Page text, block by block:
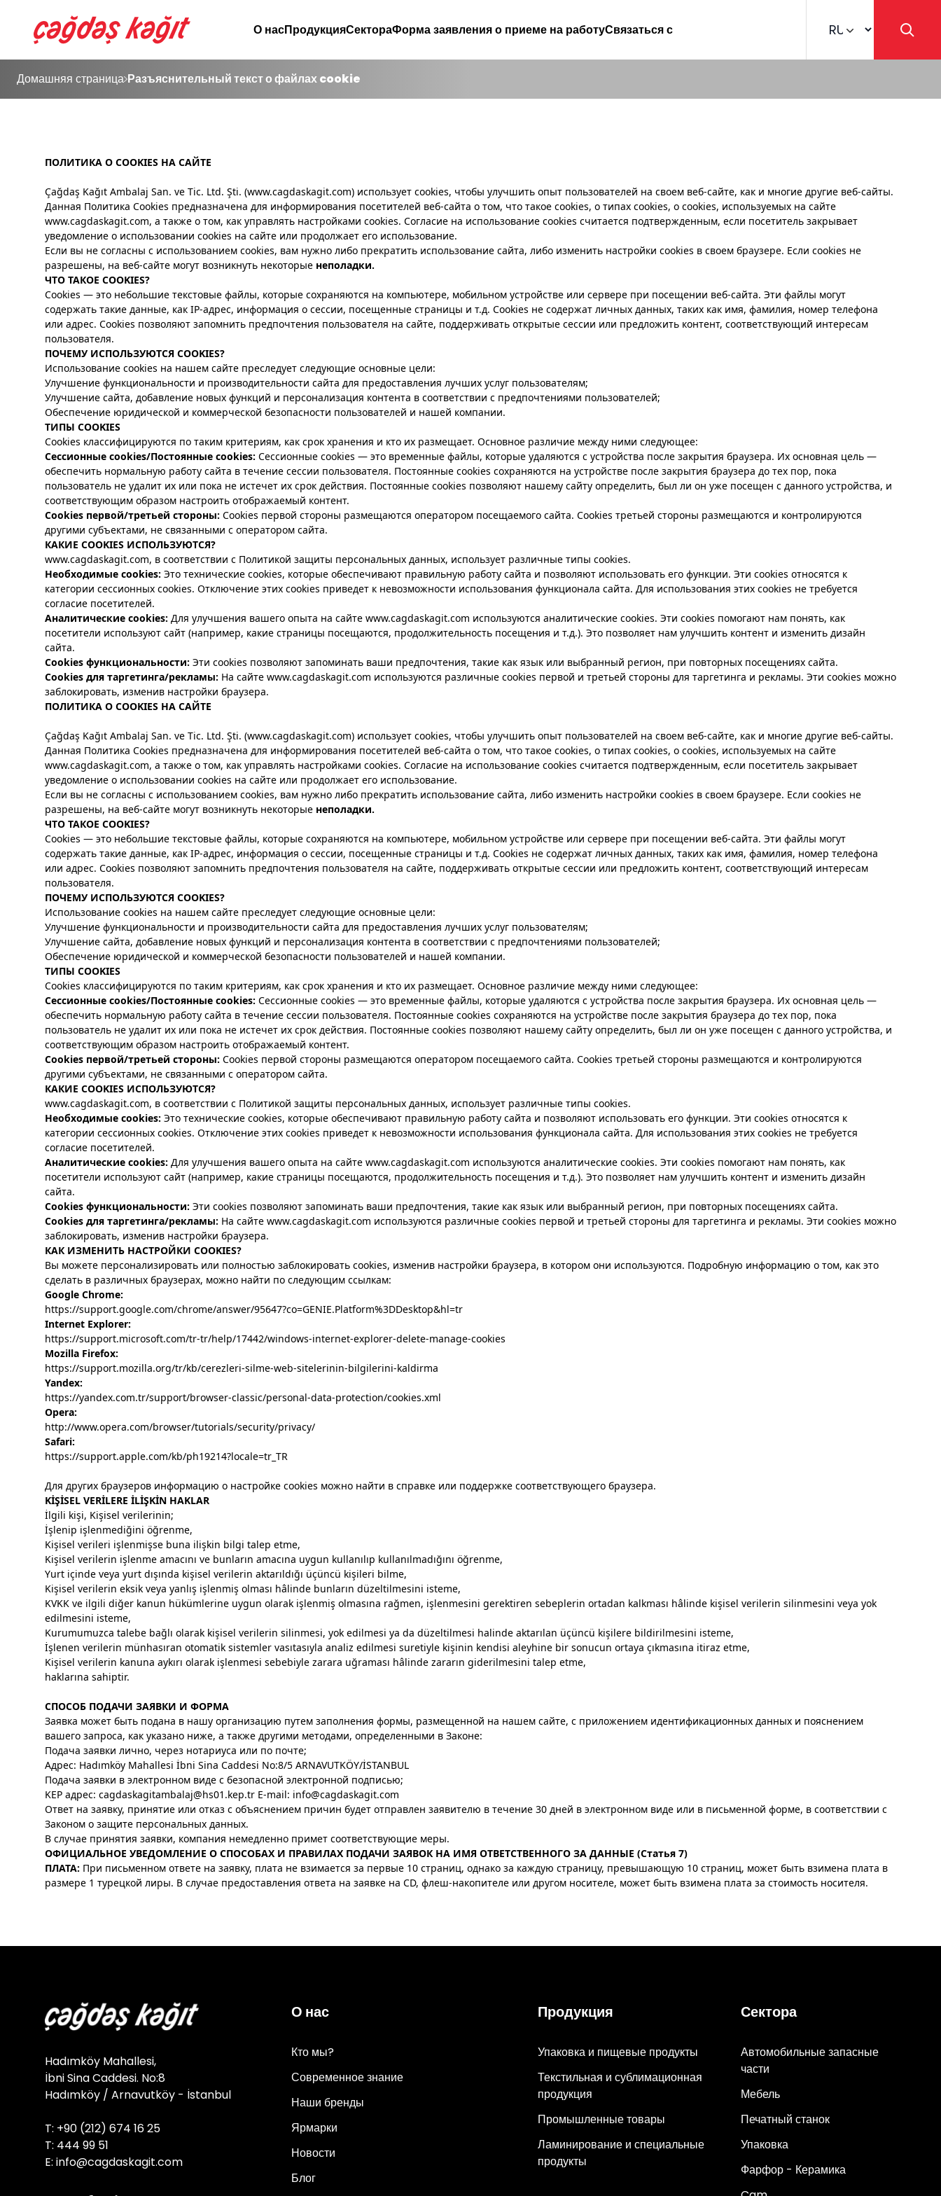
О насПродукцияСектораФорма заявления о приеме на работуСвязаться с Change language
Домашняя страница Разъяснительный текст о файлах cookie
ПОЛИТИКА О COOKIES НА САЙТЕ
Çağdaş Kağıt Ambalaj San. ve Tic. Ltd. Şti. (www.cagdaskagit.com) использует cookies, чтобы улучшить опыт пользователей на своем веб-сайте, как и многие другие веб-сайты.
Данная Политика Cookies предназначена для информирования посетителей веб-сайта о том, что такое cookies, о типах cookies, о cookies, используемых на сайте
www.cagdaskagit.com, а также о том, как управлять настройками cookies. Согласие на использование cookies считается подтвержденным, если посетитель закрывает
уведомление о использовании cookies на сайте или продолжает его использование.
Если вы не согласны с использованием cookies, вам нужно либо прекратить использование сайта, либо изменить настройки cookies в своем браузере. Если cookies не
разрешены, на веб-сайте могут возникнуть некоторые неполадки.
ЧТО ТАКОЕ COOKIES?
Cookies — это небольшие текстовые файлы, которые сохраняются на компьютере, мобильном устройстве или сервере при посещении веб-сайта. Эти файлы могут
содержать такие данные, как IP-адрес, информация о сессии, посещенные страницы и т.д. Cookies не содержат личных данных, таких как имя, фамилия, номер телефона
или адрес. Cookies позволяют запомнить предпочтения пользователя на сайте, поддерживать открытые сессии или предложить контент, соответствующий интересам
пользователя.
ПОЧЕМУ ИСПОЛЬЗУЮТСЯ COOKIES?
Использование cookies на нашем сайте преследует следующие основные цели:
Улучшение функциональности и производительности сайта для предоставления лучших услуг пользователям;
Улучшение сайта, добавление новых функций и персонализация контента в соответствии с предпочтениями пользователей;
Обеспечение юридической и коммерческой безопасности пользователей и нашей компании.
ТИПЫ COOKIES
Cookies классифицируются по таким критериям, как срок хранения и кто их размещает. Основное различие между ними следующее:
Сессионные cookies/Постоянные cookies: Сессионные cookies — это временные файлы, которые удаляются с устройства после закрытия браузера. Их основная цель —
обеспечить нормальную работу сайта в течение сессии пользователя. Постоянные cookies сохраняются на устройстве после закрытия браузера до тех пор, пока
пользователь не удалит их или пока не истечет их срок действия. Постоянные cookies позволяют нашему сайту определить, был ли он уже посещен с данного устройства, и
соответствующим образом настроить отображаемый контент.
Cookies первой/третьей стороны: Cookies первой стороны размещаются оператором посещаемого сайта. Cookies третьей стороны размещаются и контролируются
другими субъектами, не связанными с оператором сайта.
КАКИЕ COOKIES ИСПОЛЬЗУЮТСЯ?
www.cagdaskagit.com, в соответствии с Политикой защиты персональных данных, использует различные типы cookies.
Необходимые cookies: Это технические cookies, которые обеспечивают правильную работу сайта и позволяют использовать его функции. Эти cookies относятся к
категории сессионных cookies. Отключение этих cookies приведет к невозможности использования функционала сайта. Для использования этих cookies не требуется
согласие посетителей.
Аналитические cookies: Для улучшения вашего опыта на сайте www.cagdaskagit.com используются аналитические cookies. Эти cookies помогают нам понять, как
посетители используют сайт (например, какие страницы посещаются, продолжительность посещения и т.д.). Это позволяет нам улучшить контент и изменить дизайн
сайта.
Cookies функциональности: Эти cookies позволяют запоминать ваши предпочтения, такие как язык или выбранный регион, при повторных посещениях сайта.
Cookies для таргетинга/рекламы: На сайте www.cagdaskagit.com используются различные cookies первой и третьей стороны для таргетинга и рекламы. Эти cookies можно
заблокировать, изменив настройки браузера.
ПОЛИТИКА О COOKIES НА САЙТЕ
Çağdaş Kağıt Ambalaj San. ve Tic. Ltd. Şti. (www.cagdaskagit.com) использует cookies, чтобы улучшить опыт пользователей на своем веб-сайте, как и многие другие веб-сайты.
Данная Политика Cookies предназначена для информирования посетителей веб-сайта о том, что такое cookies, о типах cookies, о cookies, используемых на сайте
www.cagdaskagit.com, а также о том, как управлять настройками cookies. Согласие на использование cookies считается подтвержденным, если посетитель закрывает
уведомление о использовании cookies на сайте или продолжает его использование.
Если вы не согласны с использованием cookies, вам нужно либо прекратить использование сайта, либо изменить настройки cookies в своем браузере. Если cookies не
разрешены, на веб-сайте могут возникнуть некоторые неполадки.
ЧТО ТАКОЕ COOKIES?
Cookies — это небольшие текстовые файлы, которые сохраняются на компьютере, мобильном устройстве или сервере при посещении веб-сайта. Эти файлы могут
содержать такие данные, как IP-адрес, информация о сессии, посещенные страницы и т.д. Cookies не содержат личных данных, таких как имя, фамилия, номер телефона
или адрес. Cookies позволяют запомнить предпочтения пользователя на сайте, поддерживать открытые сессии или предложить контент, соответствующий интересам
пользователя.
ПОЧЕМУ ИСПОЛЬЗУЮТСЯ COOKIES?
Использование cookies на нашем сайте преследует следующие основные цели:
Улучшение функциональности и производительности сайта для предоставления лучших услуг пользователям;
Улучшение сайта, добавление новых функций и персонализация контента в соответствии с предпочтениями пользователей;
Обеспечение юридической и коммерческой безопасности пользователей и нашей компании.
ТИПЫ COOKIES
Cookies классифицируются по таким критериям, как срок хранения и кто их размещает. Основное различие между ними следующее:
Сессионные cookies/Постоянные cookies: Сессионные cookies — это временные файлы, которые удаляются с устройства после закрытия браузера. Их основная цель —
обеспечить нормальную работу сайта в течение сессии пользователя. Постоянные cookies сохраняются на устройстве после закрытия браузера до тех пор, пока
пользователь не удалит их или пока не истечет их срок действия. Постоянные cookies позволяют нашему сайту определить, был ли он уже посещен с данного устройства, и
соответствующим образом настроить отображаемый контент.
Cookies первой/третьей стороны: Cookies первой стороны размещаются оператором посещаемого сайта. Cookies третьей стороны размещаются и контролируются
другими субъектами, не связанными с оператором сайта.
КАКИЕ COOKIES ИСПОЛЬЗУЮТСЯ?
www.cagdaskagit.com, в соответствии с Политикой защиты персональных данных, использует различные типы cookies.
Необходимые cookies: Это технические cookies, которые обеспечивают правильную работу сайта и позволяют использовать его функции. Эти cookies относятся к
категории сессионных cookies. Отключение этих cookies приведет к невозможности использования функционала сайта. Для использования этих cookies не требуется
согласие посетителей.
Аналитические cookies: Для улучшения вашего опыта на сайте www.cagdaskagit.com используются аналитические cookies. Эти cookies помогают нам понять, как
посетители используют сайт (например, какие страницы посещаются, продолжительность посещения и т.д.). Это позволяет нам улучшить контент и изменить дизайн
сайта.
Cookies функциональности: Эти cookies позволяют запоминать ваши предпочтения, такие как язык или выбранный регион, при повторных посещениях сайта.
Cookies для таргетинга/рекламы: На сайте www.cagdaskagit.com используются различные cookies первой и третьей стороны для таргетинга и рекламы. Эти cookies можно
заблокировать, изменив настройки браузера.
КАК ИЗМЕНИТЬ НАСТРОЙКИ COOKIES?
Вы можете персонализировать или полностью заблокировать cookies, изменив настройки браузера, в котором они используются. Подробную информацию о том, как это
сделать в различных браузерах, можно найти по следующим ссылкам:
Google Chrome:
https://support.google.com/chrome/answer/95647?co=GENIE.Platform%3DDesktop&hl=tr
Internet Explorer:
https://support.microsoft.com/tr-tr/help/17442/windows-internet-explorer-delete-manage-cookies
Mozilla Firefox:
https://support.mozilla.org/tr/kb/cerezleri-silme-web-sitelerinin-bilgilerini-kaldirma
Yandex:
https://yandex.com.tr/support/browser-classic/personal-data-protection/cookies.xml
Opera:
http://www.opera.com/browser/tutorials/security/privacy/
Safari:
https://support.apple.com/kb/ph19214?locale=tr_TR
Для других браузеров информацию о настройке cookies можно найти в справке или поддержке соответствующего браузера.
KİŞİSEL VERİLERE İLİŞKİN HAKLAR
İlgili kişi, Kişisel verilerinin;
İşlenip işlenmediğini öğrenme,
Kişisel verileri işlenmişse buna ilişkin bilgi talep etme,
Kişisel verilerin işlenme amacını ve bunların amacına uygun kullanılıp kullanılmadığını öğrenme,
Yurt içinde veya yurt dışında kişisel verilerin aktarıldığı üçüncü kişileri bilme,
Kişisel verilerin eksik veya yanlış işlenmiş olması hâlinde bunların düzeltilmesini isteme,
KVKK ve ilgili diğer kanun hükümlerine uygun olarak işlenmiş olmasına rağmen, işlenmesini gerektiren sebeplerin ortadan kalkması hâlinde kişisel verilerin silinmesini veya yok
edilmesini isteme,
Kurumumuzca talebe bağlı olarak kişisel verilerin silinmesi, yok edilmesi ya da düzeltilmesi halinde aktarılan üçüncü kişilere bildirilmesini isteme,
İşlenen verilerin münhasıran otomatik sistemler vasıtasıyla analiz edilmesi suretiyle kişinin kendisi aleyhine bir sonucun ortaya çıkmasına itiraz etme,
Kişisel verilerin kanuna aykırı olarak işlenmesi sebebiyle zarara uğraması hâlinde zararın giderilmesini talep etme,
haklarına sahiptir.
СПОСОБ ПОДАЧИ ЗАЯВКИ И ФОРМА
Заявка может быть подана в нашу организацию путем заполнения формы, размещенной на нашем сайте, с приложением идентификационных данных и пояснением
вашего запроса, как указано ниже, а также другими методами, определенными в Законе:
Подача заявки лично, через нотариуса или по почте;
Адрес: Hadımköy Mahallesi İbni Sina Caddesi No:8/5 ARNAVUTKÖY/İSTANBUL
Подача заявки в электронном виде с безопасной электронной подписью;
KEP адрес: cagdaskagitambalaj@hs01.kep.tr E-mail: info@cagdaskagit.com
Ответ на заявку, принятие или отказ с объяснением причин будет отправлен заявителю в течение 30 дней в электронном виде или в письменной форме, в соответствии с
Законом о защите персональных данных.
В случае принятия заявки, компания немедленно примет соответствующие меры.
ОФИЦИАЛЬНОЕ УВЕДОМЛЕНИЕ О СПОСОБАХ И ПРАВИЛАХ ПОДАЧИ ЗАЯВОК НА ИМЯ ОТВЕТСТВЕННОГО ЗА ДАННЫЕ (Статья 7)
ПЛАТА: При письменном ответе на заявку, плата не взимается за первые 10 страниц, однако за каждую страницу, превышающую 10 страниц, может быть взимена плата в
размере 1 турецкой лиры. В случае предоставления ответа на заявке на CD, флеш-накопителе или другом носителе, может быть взимена плата за стоимость носителя.
Hadımköy Mahallesi,
İbni Sina Caddesi. No:8
Hadımköy / Arnavutköy - İstanbul
T: +90 (212) 674 16 25
T: 444 99 51
E: info@cagdaskagit.com
О нас
Кто мы?
Современное знание
Наши бренды
Ярмарки
Новости
Блог
Продукция
Упаковка и пищевые продукты
Текстильная и сублимационная
продукция
Промышленные товары
Ламинирование и специальные
продукты
Сектора
Автомобильные запасные
части
Мебель
Печатный станок
Упаковка
Фарфор - Керамика